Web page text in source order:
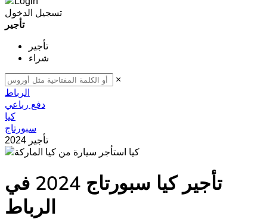
تسجيل الدخول
تأجير
تأجير
شراء
×
الرباط
دفع رباعي
كيا
سبورتاج
2024 تأجير
كيا
تأجير كيا سبورتاج 2024 في
الرباط